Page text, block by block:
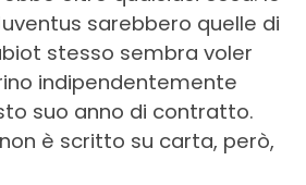
sarebbero quelle di
stesso sembra voler
indipendentemente
suo anno di contratto.
è scritto su carta, però,